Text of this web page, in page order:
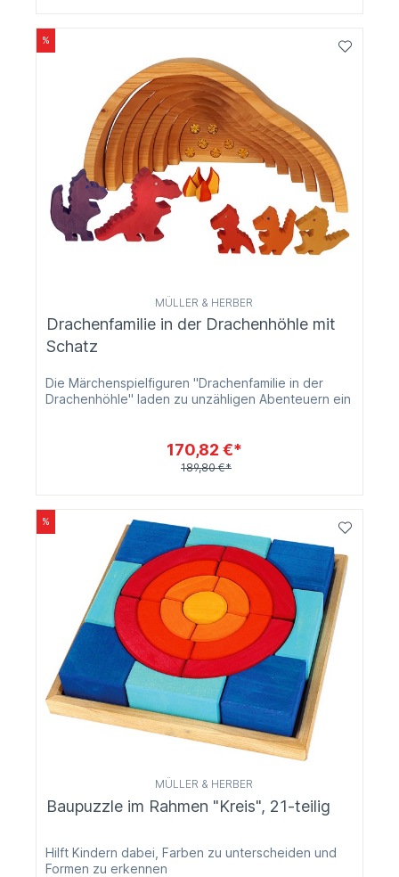
%
MÜLLER & HERBER
Drachenfamilie in der Drachenhöhle mit
Schatz
Die Märchenspielfiguren "Drachenfamilie in der
Drachenhöhle" laden zu unzähligen Abenteuern ein
170,82 €*
189,80 €*
%
MÜLLER & HERBER
Baupuzzle im Rahmen "Kreis", 21-teilig
Hilft Kindern dabei, Farben zu unterscheiden und
Formen zu erkennen